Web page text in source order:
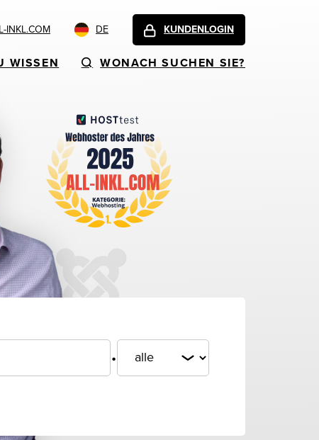
INKL.COM DE KUNDENLOGIN
WISSEN WONACH SUCHEN SIE?
.